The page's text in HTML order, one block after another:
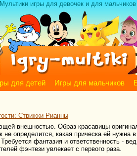
Мультики игры для девочек и для мальчиков
для детей Игры для мальчиков
Стрижки Рианны
внешностью. Образ красавицы
определится, какая прическа ей нужна
фантазия и ответственность -
фэнтези увлекает с первого раза.